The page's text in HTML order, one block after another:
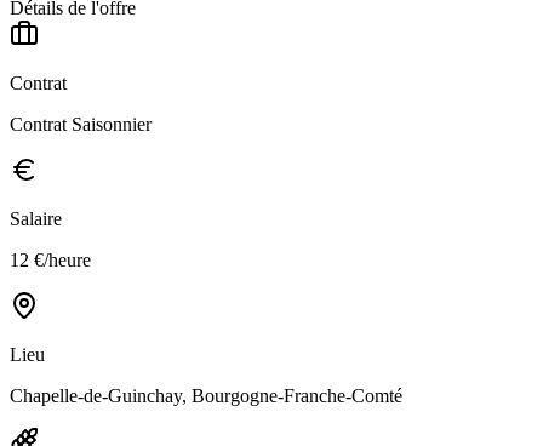
Détails de l'offre
Contrat
Contrat Saisonnier
Salaire
12 €/heure
Lieu
Chapelle-de-Guinchay, Bourgogne-Franche-Comté